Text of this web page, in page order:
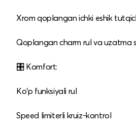
Xrom qoplangan ichki eshik
Qoplangan charm rul va uzatma
🎛️ Komfort:
Ko‘p funksiyali rul
Speed limiterli kruiz‑kontrol